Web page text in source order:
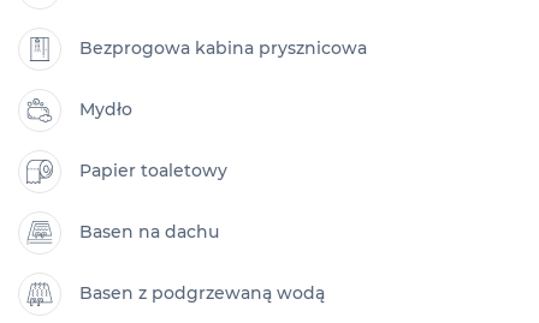
Bezprogowa kabina prysznicowa
Mydło
Papier toaletowy
Basen na dachu
Basen z podgrzewaną wodą